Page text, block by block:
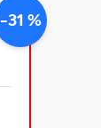
-31 %